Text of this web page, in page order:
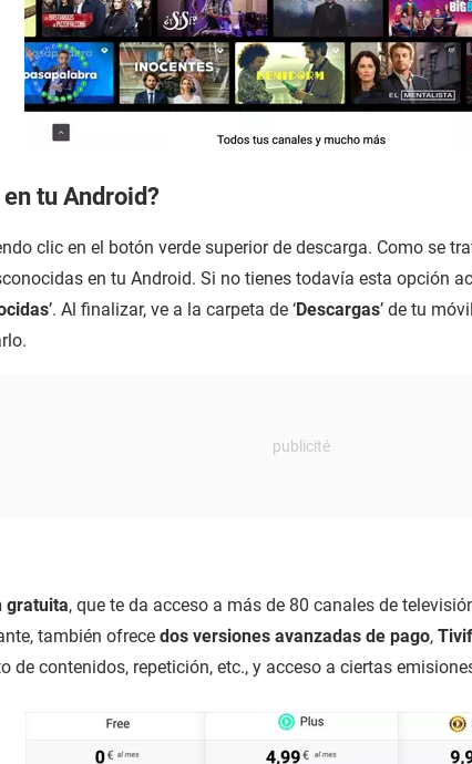
tu Android?
clic en el botón verde superior de descarga. Como se
en tu Android. Si no tienes todavía esta opción
’. Al finalizar, ve a la carpeta de ‘Descargas’ de tu
gratuita, que te da acceso a más de 80 canales de
también ofrece dos versiones avanzadas de pago,
de contenidos, repetición, etc., y acceso a ciertas